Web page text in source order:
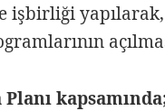
işbirliği
Planı